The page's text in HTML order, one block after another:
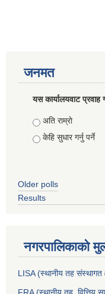
जनमत
यस कार्यालयवाट
Choices
अति राम्राे
केहि सुधार गर्नु पर्ने
Older polls
Results
नगरपालिकाको
LISA (स्थानीय तह संस्थागत